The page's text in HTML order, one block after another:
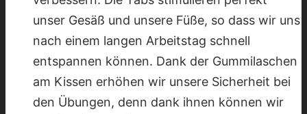
unser Gesäß und unsere Füße, so dass wir uns
nach einem langen Arbeitstag schnell
entspannen können. Dank der Gummilaschen
am Kissen erhöhen wir unsere Sicherheit bei
den Übungen, denn dank ihnen können wir